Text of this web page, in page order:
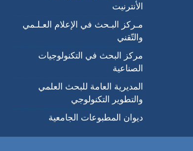
الأنترنيت
مـركز البـحث في الإعلام العـلـمي
والتّقني
مركز البحث في التكنولوجيات
الصناعية
المديرية العامة للبحث العلمي
والتطوير التكنولوجي
ديوان المطبوعات الجامعية